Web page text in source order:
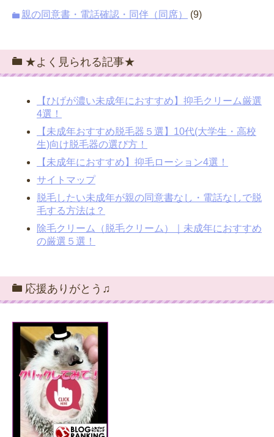
親の同意書・電話確認・同伴（同席） (9)
★よく見られる記事★
【ひげが濃い未成年におすすめ】抑毛クリーム厳選
4選！
【未成年おすすめ脱毛器５選】10代(大学生・高校
生)向け脱毛器の選び方！
【未成年におすすめ】抑毛ローション4選！
サイトマップ
脱毛したい未成年が親の同意書なし・電話なしで脱
毛する方法は？
除毛クリーム（脱毛クリーム）｜未成年におすすめ
の厳選５選！
応援ありがとう♫